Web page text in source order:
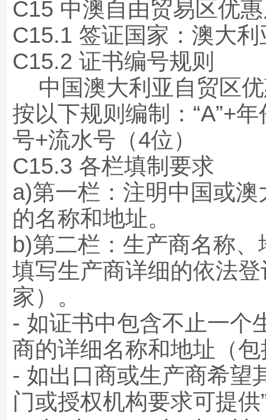
C15 中澳自由贸易区优
C15.1 签证国家：澳大利
C15.2 证书编号规则
中国澳大利亚自贸区
按以下规则编制：“A”+
号+流水号（4位）
C15.3 各栏填制要求
a)第一栏：注明中国或
的名称和地址。
b)第二栏：生产商名称、
填写生产商详细的依法
家）。
- 如证书中包含不止一个
商的详细名称和地址（
- 如出口商或生产商希望
门或授权机构要求可提